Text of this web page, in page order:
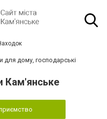
для дому, господарські
Кам'янське